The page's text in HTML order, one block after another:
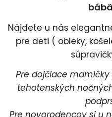
Nájdete u nás
pre deti ( obleky,
Pre dojčiace
tehotenských